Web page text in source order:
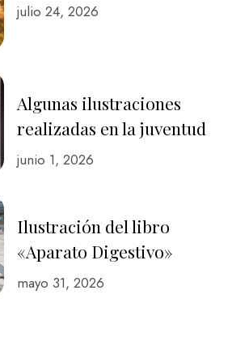
julio 24, 2026
Algunas ilustraciones
realizadas en la juventud
junio 1, 2026
Ilustración del libro
«Aparato Digestivo»
mayo 31, 2026